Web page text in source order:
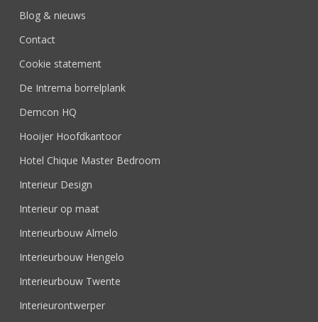
Blog & nieuws
Contact
Cookie statement
De Intrema borrelplank
Demcon HQ
Hooijer Hoofdkantoor
Hotel Chique Master Bedroom
Interieur Design
Interieur op maat
Interieurbouw Almelo
Interieurbouw Hengelo
Interieurbouw Twente
Interieurontwerper